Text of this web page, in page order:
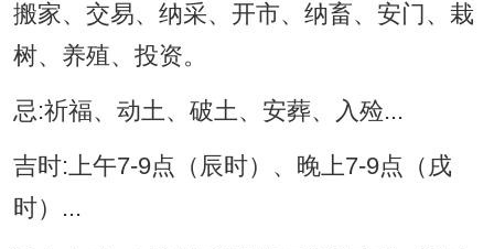
搬家、交易、纳采、开市、纳畜、安门、栽
树、养殖、投资。
忌:祈福、动土、破土、安葬、入殓...
吉时:上午7-9点（辰时）、晚上7-9点（戌
时）...